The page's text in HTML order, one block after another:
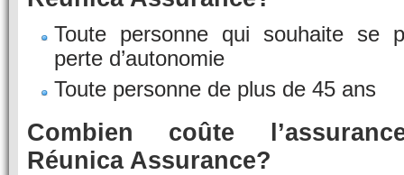
Toute personne qui souhaite se
perte d’autonomie
Toute personne de plus de 45 ans
Combien coûte
Réunica Assurance?